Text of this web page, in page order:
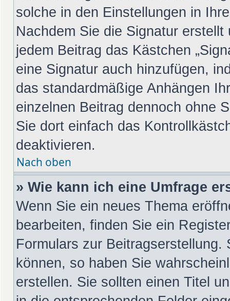
solche in den Einstellungen in
Nachdem Sie die Signatur
jedem Beitrag das Kästchen
eine Signatur auch hinzufügen,
das standardmäßige Anhängen
einzelnen Beitrag dennoch ohne
Sie dort einfach das
deaktivieren.
Nach oben
» Wie kann ich eine Umfrage
Wenn Sie ein neues Thema
bearbeiten, finden Sie ein
Formulars zur
können, so haben Sie
erstellen. Sie sollten einen Titel